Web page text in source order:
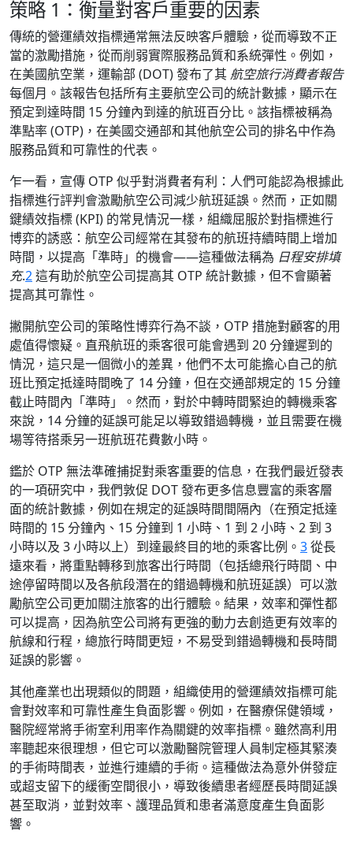
策略 1：衡量對客戶重要的因素
傳統的營運績效指標通常無法反映客戶體驗，從而導致不正
當的激勵措施，從而削弱實際服務品質和系統彈性。例如，
在美國航空業，運輸部 (DOT) 發布了其 航空旅行消費者報告
每個月。該報告包括所有主要航空公司的統計數據，顯示在
預定到達時間 15 分鐘內到達的航班百分比。該指標被稱為
準點率 (OTP)，在美國交通部和其他航空公司的排名中作為
服務品質和可靠性的代表。
乍一看，宣傳 OTP 似乎對消費者有利：人們可能認為根據此
指標進行評判會激勵航空公司減少航班延誤。然而，正如關
鍵績效指標 (KPI) 的常見情況一樣，組織屈服於對指標進行
博弈的誘惑：航空公司經常在其發布的航班持續時間上增加
時間，以提高「準時」的機會——這種做法稱為 日程安排填
充.2這有助於航空公司提高其 OTP 統計數據，但不會顯著
提高其可靠性。
撇開航空公司的策略性博弈行為不談，OTP 措施對顧客的用
處值得懷疑。直飛航班的乘客很可能會遇到 20 分鐘遲到的
情況，這只是一個微小的差異，他們不太可能擔心自己的航
班比預定抵達時間晚了 14 分鐘，但在交通部規定的 15 分鐘
截止時間內「準時」。然而，對於中轉時間緊迫的轉機乘客
來說，14 分鐘的延誤可能足以導致錯過轉機，並且需要在機
場等待搭乘另一班航班花費數小時。
鑑於 OTP 無法準確捕捉對乘客重要的信息，在我們最近發表
的一項研究中，我們敦促 DOT 發布更多信息豐富的乘客層
面的統計數據，例如在規定的延誤時間間隔內（在預定抵達
時間的 15 分鐘內、15 分鐘到 1 小時、1 到 2 小時、2 到 3
小時以及 3 小時以上）到達最終目的地的乘客比例。 3從長
遠來看，將重點轉移到旅客出行時間（包括總飛行時間、中
途停留時間以及各航段潛在的錯過轉機和航班延誤）可以激
勵航空公司更加關注旅客的出行體驗。結果，效率和彈性都
可以提高，因為航空公司將有更強的動力去創造更有效率的
航線和行程，總旅行時間更短，不易受到錯過轉機和長時間
延誤的影響。
其他產業也出現類似的問題，組織使用的營運績效指標可能
會對效率和可靠性產生負面影響。例如，在醫療保健領域，
醫院經常將手術室利用率作為關鍵的效率指標。雖然高利用
率聽起來很理想，但它可以激勵醫院管理人員制定極其緊湊
的手術時間表，並進行連續的手術。這種做法為意外併發症
或超支留下的緩衝空間很小，導致後續患者經歷長時間延誤
甚至取消，並對效率、護理品質和患者滿意度產生負面影
響。